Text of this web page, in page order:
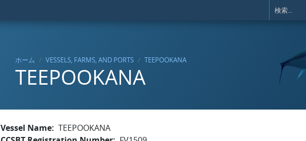
ホーム VESSELS, FARMS, AND PORTS TEEPOOKANA
TEEPOOKANA
Vessel Name TEEPOOKANA